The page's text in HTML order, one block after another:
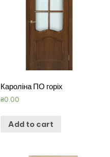
Кароліна ПО горіх
₴0.00
Add to cart